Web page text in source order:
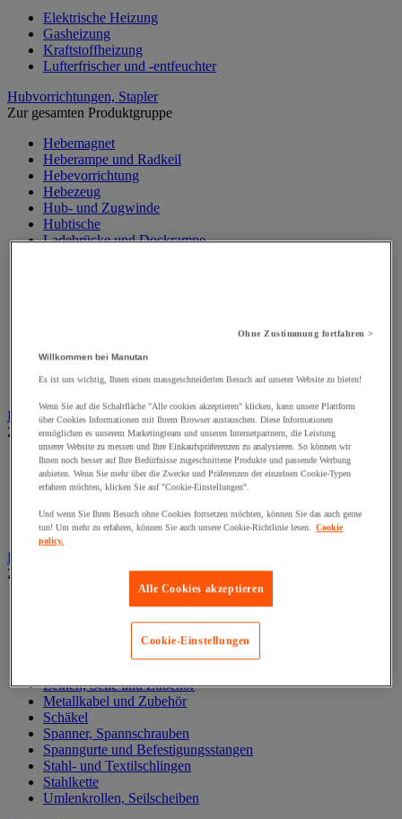
Elektrische Heizung
Gasheizung
Kraftstoffheizung
Lufterfrischer und -entfeuchter
Hubvorrichtungen, Stapler
Zur gesamten Produktgruppe
Hebemagnet
Heberampe und Radkeil
Hebevorrichtung
Hebezeug
Hub- und Zugwinde
Hubtische
Ladebrücke und Dockrampe
Traverse
Zylinder
Hubwagen
Zur gesamten Produktgruppe
Elektrischer Gabelstapler
Hub-Gabelstapler
Hubwagen mit Waage
Manueller Hubwagen
Scherengabelhubwagen und Hochhubwagen
Ketten und Schlingen zum Heben
Zur gesamten Produktgruppe
Gummispanner
Hebeösen und Hubringe
Karabinerhaken, Kettenglieder, Haken
Leinen, Seile und Zubehör
Metallkabel und Zubehör
Schäkel
Spanner, Spannschrauben
Spanngurte und Befestigungsstangen
Stahl- und Textilschlingen
Stahlkette
Umlenkrollen, Seilscheiben
Ohne Zustimmung fortfahren >
Willkommen bei Manutan
Es ist uns wichtig, Ihnen einen massgeschneiderten Besuch auf unserer Website zu bieten!
Wenn Sie auf die Schaltfläche "Alle cookies akzeptieren" klicken, kann unsere Plattform
über Cookies Informationen mit Ihrem Browser austauschen. Diese Informationen
ermöglichen es unserem Marketingteam und unseren Internetpartnern, die Leistung
unserer Website zu messen und Ihre Einkaufspräferenzen zu analysieren. So können wir
Ihnen noch besser auf Ihre Bedürfnisse zugeschnittene Produkte und passende Werbung
anbieten. Wenn Sie mehr über die Zwecke und Präferenzen der einzelnen Cookie-Typen
erfahren möchten, klicken Sie auf "Cookie-Einstellungen".
Und wenn Sie Ihren Besuch ohne Cookies fortsetzen möchten, können Sie das auch gerne
tun! Um mehr zu erfahren, können Sie auch unsere Cookie-Richtlinie lesen. Cookie
policy.
Alle Cookies akzeptieren
Cookie-Einstellungen